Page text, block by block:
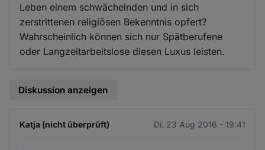
Leben einem schwächelnden und in sich
zerstrittenen religiösen Bekenntnis opfert?
Wahrscheinlich können sich nur Spätberufene
oder Langzeitarbeitslose diesen Luxus leisten.
Diskussion anzeigen
Katja (nicht überprüft) Di. 23 Aug 2016 - 19:41